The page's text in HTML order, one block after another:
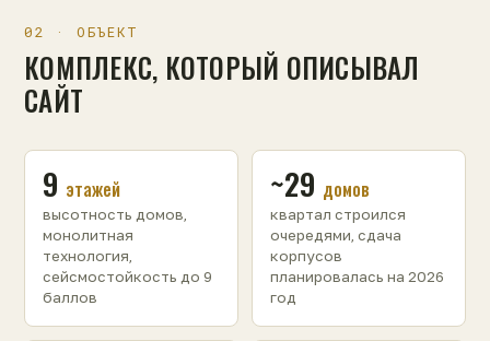
02 · ОБЪЕКТ
КОМПЛЕКС, КОТОРЫЙ ОПИСЫВАЛ
САЙТ
9 этажей
высотность домов,
монолитная
технология,
сейсмостойкость до 9
баллов
~29 домов
квартал строился
очередями, сдача
корпусов
планировалась на 2026
год